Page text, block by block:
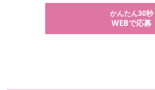
かんたん30秒
WEBで応募